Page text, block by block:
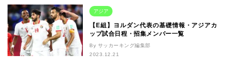
アジア
【E組】ヨルダン代表の基礎情報・アジアカ
ップ試合日程・招集メンバー一覧
By サッカーキング編集部
2023.12.21